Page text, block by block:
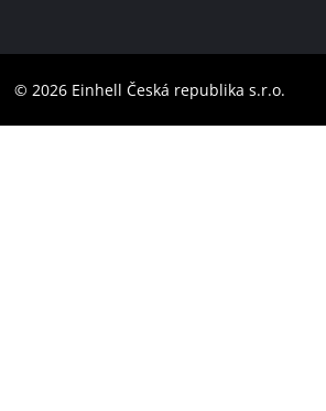
Prohlášení o přístupnosti
Instagram
© 2026 Einhell Česká republika s.r.o.